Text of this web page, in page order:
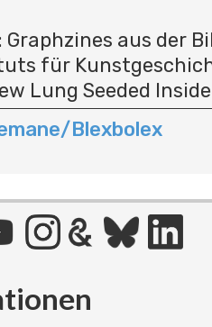
aus der
für
Lung Seeded Inside
Blexbolex